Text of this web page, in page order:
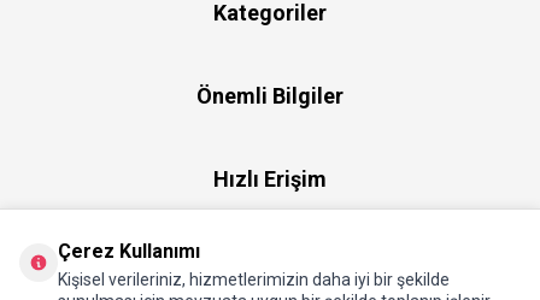
Kategoriler
Önemli Bilgiler
Hızlı Erişim
Çerez Kullanımı
Kişisel verileriniz, hizmetlerimizin daha iyi bir şekilde